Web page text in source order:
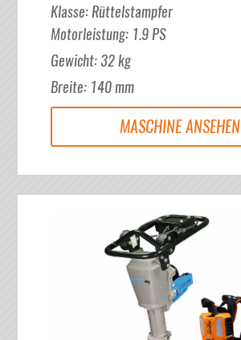
Klasse: Rüttelstampfer
Motorleistung: 1.9PS
Gewicht:32kg
Breite: 140mm
MASCHINE ANSEHEN